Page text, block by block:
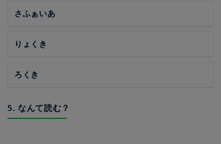
さふぁいあ
りょくき
ろくき
5. なんて読む？